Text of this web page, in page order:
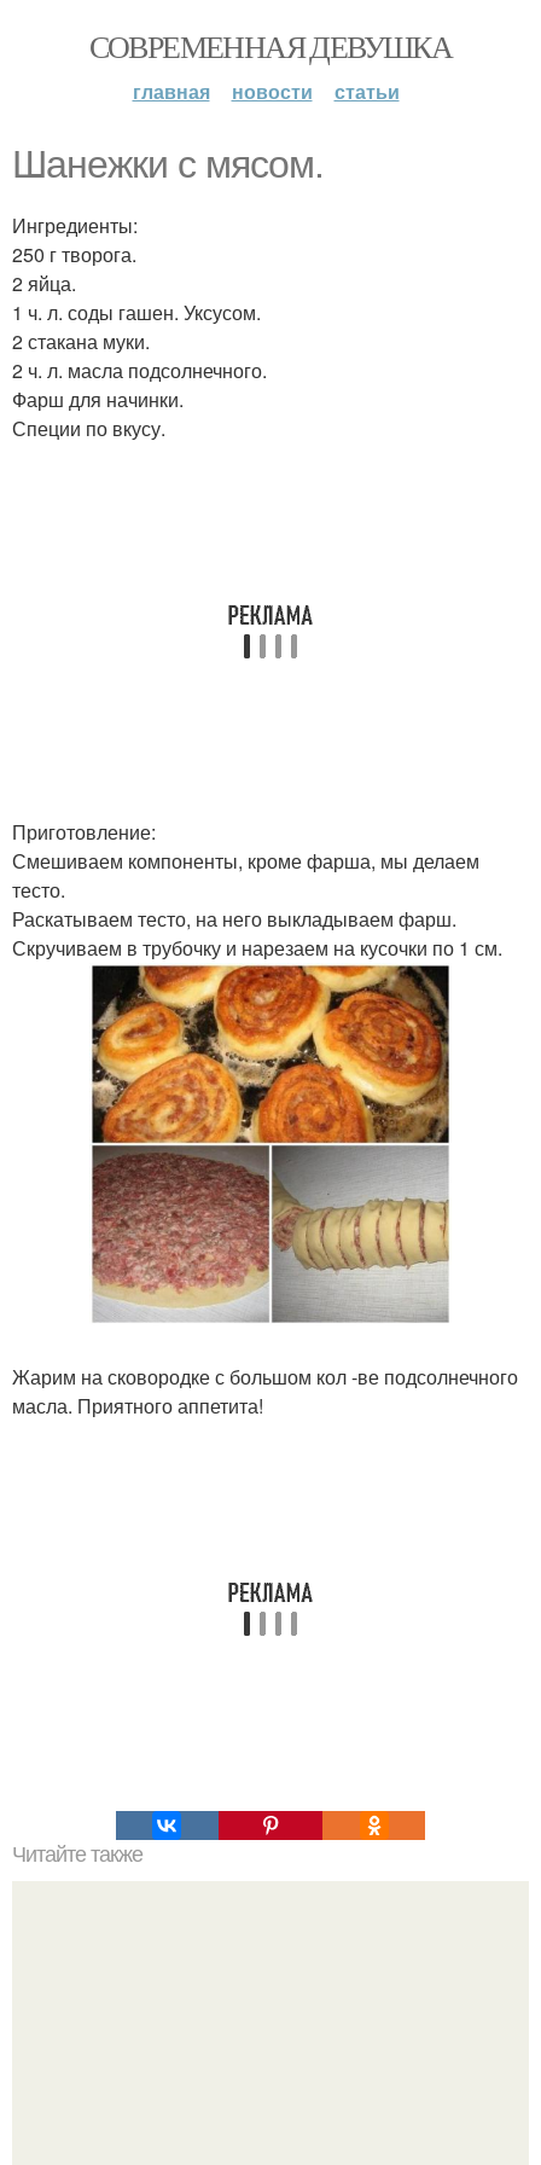
СОВРЕМЕННАЯ ДЕВУШКА
главная новости статьи
Шанежки с мясом.
Ингредиенты:
250 г творога.
2 яйца.
1 ч. л. соды гашен. Уксусом.
2 стакана муки.
2 ч. л. масла подсолнечного.
Фарш для начинки.
Специи по вкусу.
Приготовление:
Смешиваем компоненты, кроме фарша, мы делаем
тесто.
Раскатываем тесто, на него выкладываем фарш.
Скручиваем в трубочку и нарезаем на кусочки по 1 см.
Жарим на сковородке с большом кол -ве подсолнечного
масла. Приятного аппетита!
Читайте также